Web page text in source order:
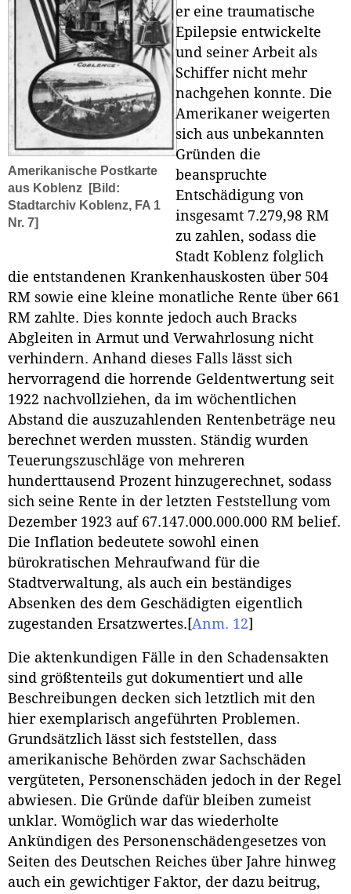
Amerikanische Postkarte
aus Koblenz
[Bild:
Stadtarchiv Koblenz, FA 1
Nr. 7]
er eine traumatische
Epilepsie entwickelte
und seiner Arbeit als
Schiffer nicht mehr
nachgehen konnte. Die
Amerikaner weigerten
sich aus unbekannten
Gründen die
beanspruchte
Entschädigung von
insgesamt 7.279,98 RM
zu zahlen, sodass die
Stadt Koblenz folglich
die entstandenen Krankenhauskosten über 504
RM sowie eine kleine monatliche Rente über 661
RM zahlte. Dies konnte jedoch auch Bracks
Abgleiten in Armut und Verwahrlosung nicht
verhindern. Anhand dieses Falls lässt sich
hervorragend die horrende Geldentwertung seit
1922 nachvollziehen, da im wöchentlichen
Abstand die auszuzahlenden Rentenbeträge neu
berechnet werden mussten. Ständig wurden
Teuerungszuschläge von mehreren
hunderttausend Prozent hinzugerechnet, sodass
sich seine Rente in der letzten Feststellung vom
Dezember 1923 auf 67.147.000.000.000 RM belief.
Die Inflation bedeutete sowohl einen
bürokratischen Mehraufwand für die
Stadtverwaltung, als auch ein beständiges
Absenken des dem Geschädigten eigentlich
zugestanden Ersatzwertes. [Anm. 12]
Die aktenkundigen Fälle in den Schadensakten
sind größtenteils gut dokumentiert und alle
Beschreibungen decken sich letztlich mit den
hier exemplarisch angeführten Problemen.
Grundsätzlich lässt sich feststellen, dass
amerikanische Behörden zwar Sachschäden
vergüteten, Personenschäden jedoch in der Regel
abwiesen. Die Gründe dafür bleiben zumeist
unklar. Womöglich war das wiederholte
Ankündigen des Personenschädengesetzes von
Seiten des Deutschen Reiches über Jahre hinweg
auch ein gewichtiger Faktor, der dazu beitrug,